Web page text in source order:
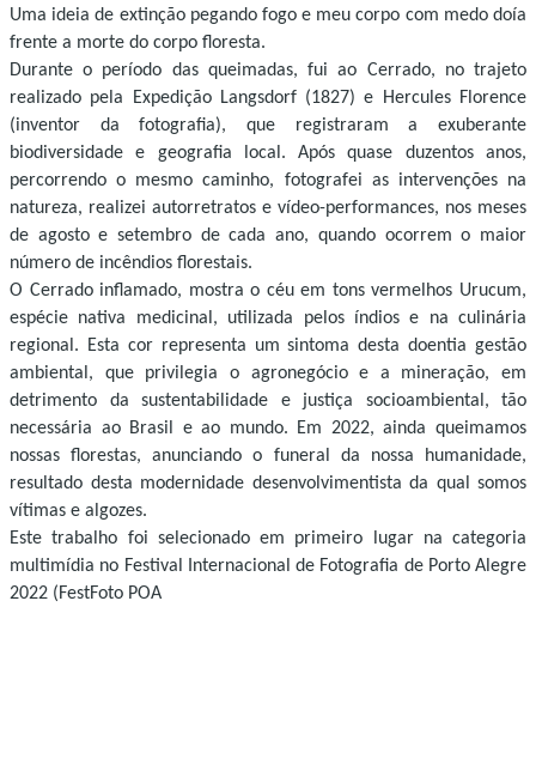
Uma ideia de extinção pegando fogo e meu corpo com medo doía
frente a morte do corpo floresta.
Durante o período das queimadas, fui ao Cerrado, no trajeto
realizado pela Expedição Langsdorf (1827) e Hercules Florence
(inventor da fotografia), que registraram a exuberante
biodiversidade e geografia local. Após quase duzentos anos,
percorrendo o mesmo caminho, fotografei as intervenções na
natureza, realizei autorretratos e vídeo-performances, nos meses
de agosto e setembro de cada ano, quando ocorrem o maior
número de incêndios florestais.
O Cerrado inflamado, mostra o céu em tons vermelhos Urucum,
espécie nativa medicinal, utilizada pelos índios e na culinária
regional. Esta cor representa um sintoma desta doentia gestão
ambiental, que privilegia o agronegócio e a mineração, em
detrimento da sustentabilidade e justiça socioambiental, tão
necessária ao Brasil e ao mundo. Em 2022, ainda queimamos
nossas florestas, anunciando o funeral da nossa humanidade,
resultado desta modernidade desenvolvimentista da qual somos
vítimas e algozes.
Este trabalho foi selecionado em primeiro lugar na categoria
multimídia no Festival Internacional de Fotografia de Porto Alegre
2022 (FestFoto POA